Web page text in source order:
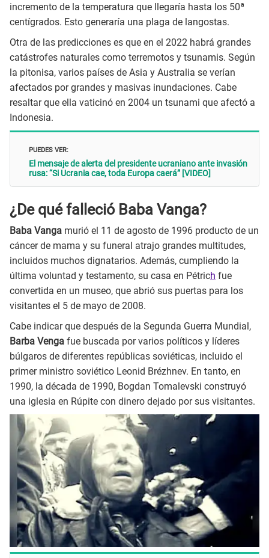
incremento de la temperatura que llegaría hasta los 50ª
centígrados. Esto generaría una plaga de langostas.
Otra de las predicciones es que en el 2022 habrá grandes
catástrofes naturales como terremotos y tsunamis. Según
la pitonisa, varios países de Asia y Australia se verían
afectados por grandes y masivas inundaciones. Cabe
resaltar que ella vaticinó en 2004 un tsunami que afectó a
Indonesia.
PUEDES VER:
El mensaje de alerta del presidente ucraniano ante invasión
rusa: “Si Ucrania cae, toda Europa caerá” [VIDEO]
¿De qué falleció Baba Vanga?
Baba Vanga murió el 11 de agosto de 1996 producto de un
cáncer de mama y su funeral atrajo grandes multitudes,
incluidos muchos dignatarios. Además, cumpliendo la
última voluntad y testamento, su casa en Pétrich fue
convertida en un museo, que abrió sus puertas para los
visitantes el 5 de mayo de 2008.​
Cabe indicar que después de la Segunda Guerra Mundial,
Barba Venga fue buscada por varios políticos y líderes
búlgaros de diferentes repúblicas soviéticas, incluido el
primer ministro soviético Leonid Brézhnev. En tanto, en
1990, la década de 1990, Bogdan Tomalevski construyó
una iglesia en Rúpite con dinero dejado por sus visitantes.